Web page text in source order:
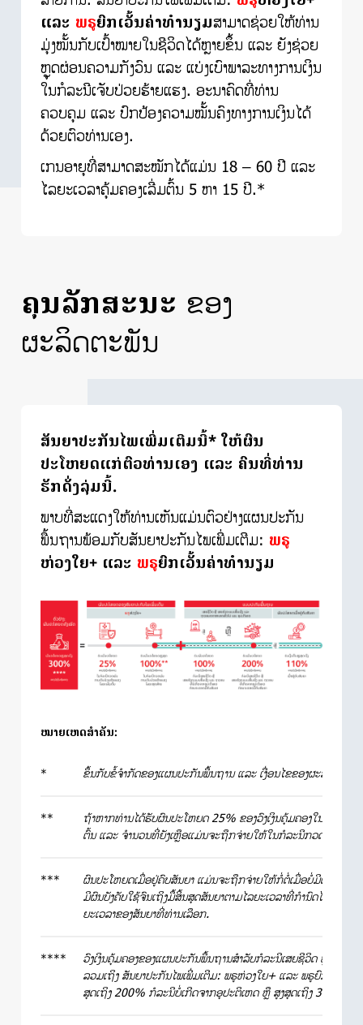
ແລະ ພຣູຍົກເວັ້ນຄ່າທຳນຽມສາມາດຊ່ວຍໃຫ້ທ່ານ
ມຸ່ງໝັ້ນກັບເປົ້າໝາຍໃນຊີວິດໄດ້ຫຼາຍຂຶ້ນ ແລະ ຍັງຊ່ວຍ
ຫຼຸດຜ່ອນຄວາມກັງວົນ ແລະ ແບ່ງເບົາພາລະທາງການເງິນ
ໃນກໍລະນີເຈັບປ່ວຍຮ້າຍແຮງ. ອະນາຄົດທີ່ທ່ານ
ຄວບຄຸມ ແລະ ປົກປ້ອງຄວາມໝັ້ນຄົງທາງການເງິນໄດ້
ດ້ວຍຕົວທ່ານເອງ.
ເກນອາຍຸທີ່ສາມາດສະໝັກໄດ້ແມ່ນ 18 – 60 ປີ ແລະ
ໄລຍະເວລາຄຸ້ມຄອງເລີ່ມຕົ້ນ 5 ຫາ 15 ປີ.*
ຄຸນລັກສະນະ ຂອງ
ຜະລິດຕະພັນ
ສັນຍາປະກັນໄພເພີ່ມເຕີມນີ້* ໃຫ້ຜົນ
ປະໂຫຍດແກ່ຕົວທ່ານເອງ ແລະ ຄົນທີ່ທ່ານ
ຮັກດັ່ງລຸ່ມນີ້.
ພາບທີ່ສະແດງໃຫ້ທ່ານເຫັນແມ່ນຕົວຢ່າງແຜນປະກັນ
ພື້ນຖານພ້ອມກັບສັນຍາປະກັນໄພເພີ່ມເຕີມ: ພຣູ
ຫ່ວງໃຍ+ ແລະ ພຣູຍົກເວັ້ນຄ່າທຳນຽມ
ໝາຍເຫດສຳຄັນ:
* ຂຶ້ນ​ກັບ​ຂໍ້ຈຳ​ກັດ​ຂອງ​ແຜນ​ປະ​ກັນ​ພື້ນ​ຖານ ແລະ ເ​ງື່ອນ​ໄຂ​ຂອງ​ຜະ​ລິດ​ຕະ​ພັນ
**
ຖ້າ​ຫາກ​ທ່ານ​ໄດ້​ຮັບ​ຜົນ​ປະ​ໂຫຍດ 25% ຂອງວົງ​ເງິນ​ຄຸ້ມ​ຄອງໃນ​ກໍ​ລະ​ນີ​ກ
ຕົ້ນ ແລ​ະ ຈຳ​ນວນ​ທີ່​ຍັງ​ເຫຼືອແມ່ນ​ຈະ​ຖືກ​ຈ່າຍ​ໃຫ້​ໃນ​ກໍ​ລະ​ນີ​ກວດ​ພົບ​ພະ​ຍາ
***
ຜົນ​ປະ​ໂຫຍດ​ເມື່ອ​ຢູ່​ຄົບ​ສັນ​ຍາ ​​ແມ່ນ​ຈະ​​ຖືກ​ຈ່າຍໃຫ້​ກໍ່​ຕໍ່​ເມື່ອ​ບໍ່ມີ​ເຫ​ດ​ການ​
ມີ​ຜົນ​ບັງ​ຄັບ​ໃຊ້​ຈົນ​ເຖິງ​ມື້​ສິ້ນ​ສຸດ​ສັນ​ຍາຕາມ​ໄລ​ຍະ​ເວ​ລາ​ທີ່​ກຳ​ນົດ​ໄວ້ ແລະ
ຍະເວ​ລາ​ຂອງສັນ​ຍາ​ທີ່​ທ່ານ​ເລືອກ.
****
ວົງ​ເງິນ​ຄຸ້ມ​ຄອງ​ຂອງ​ແຜນ​ປະ​ກັນ​ພື້ນ​ຖານສຳ​ລັບ​ກໍ​ລະ​ນີ​ເສຍ​ຊີ​ວິດ ຫຼື ເສຍ​ອົ
ລວມ​ເຖິງ ສັນ​ຍາ​ປ​ະ​ກັນ​ໄພ​ເພີ່​ມ​ເຕີມ: ພຣູຫ່ວງໃຍ+ ແລະ ພຣູຍົກເວັ້ນຄ່
ສຸດ​ເຖິງ 200% ກໍ​ລະ​ນີ​ບໍ່​ເກີດ​ຈາກ​ອຸ​ປະ​ຕິ​ເຫດ ຫຼື ສູງ​ສຸດ​ເຖິງ 300% ກໍ​